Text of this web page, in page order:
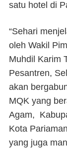
satu hotel di
“Sehari
oleh Wakil
Muhdil Karim
Pesantren,
akan
MQK yang
Agam,
Kota
yang juga